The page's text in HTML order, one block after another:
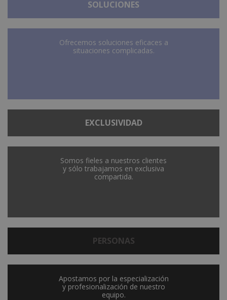
SOLUCIONES
Ofrecemos soluciones eficaces a
situaciones complicadas.
EXCLUSIVIDAD
Somos fieles a nuestros clientes
y sólo trabajamos en exclusiva
compartida.
PERSONAS
Apostamos por la especialización
y profesionalización de nuestro
equipo.